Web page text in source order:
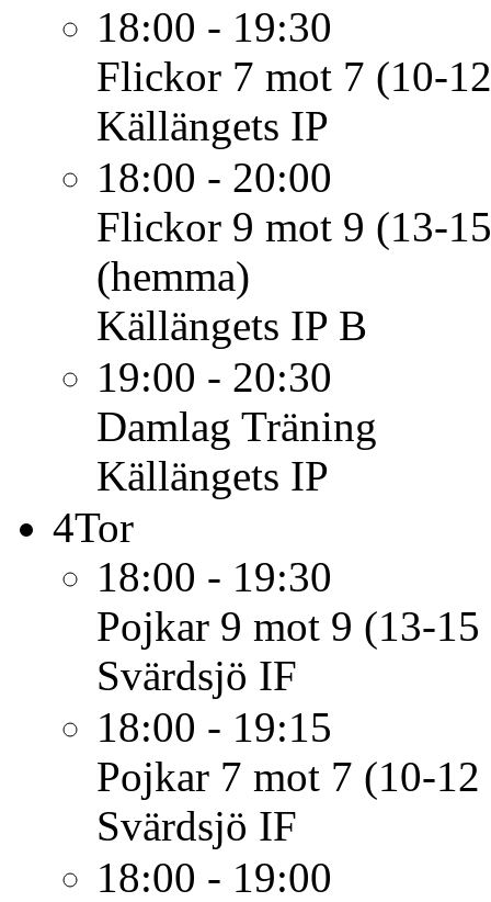
18:00 - 19:30
Flickor 7 mot 7 (10-
Källängets IP
18:00 - 20:00
Flickor 9 mot 9 (13-
(hemma)
Källängets IP B
19:00 - 20:30
Damlag Träning
Källängets IP
4Tor
18:00 - 19:30
Pojkar 9 mot 9 (13-15
Svärdsjö IF
18:00 - 19:15
Pojkar 7 mot 7 (10-12
Svärdsjö IF
18:00 - 19:00